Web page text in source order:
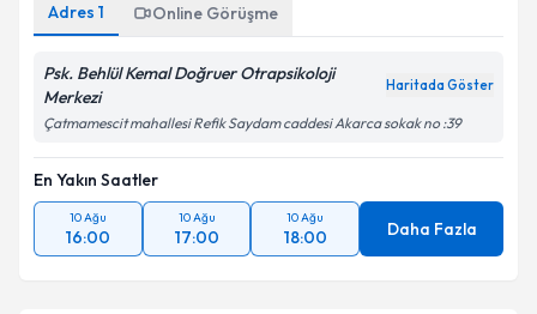
Adres 1 Online Görüşme
Psk. Behlül Kemal Doğruer Otrapsikoloji
Merkezi
Haritada Göster
Çatmamescit mahallesi Refik Saydam caddesi Akarca sokak no :39
En Yakın Saatler
10 Ağu
16:00
10 Ağu
17:00
10 Ağu
18:00 Daha Fazla